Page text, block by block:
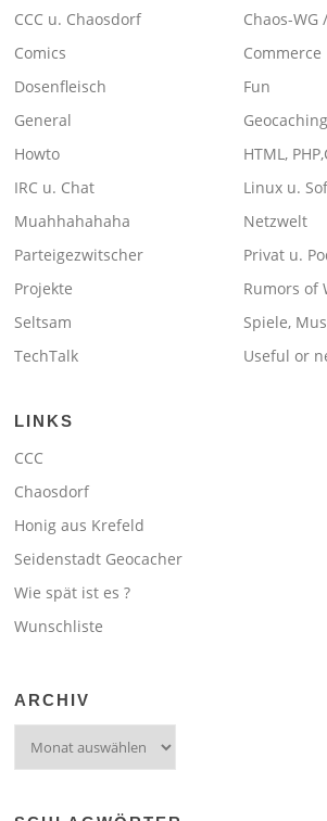
CCC u. Chaosdorf
Chaos-
Comics
Commerce
Dosenfleisch
Fun
General
Geocaching
Howto
HTML,
IRC u. Chat
Linux u.
Muahhahahaha
Netzwelt
Parteigezwitscher
Privat u.
Projekte
Rumors of
Seltsam
Spiele,
TechTalk
Useful or
LINKS
CCC
Chaosdorf
Honig aus Krefeld
Seidenstadt Geocacher
Wie spät ist es ?
Wunschliste
ARCHIV